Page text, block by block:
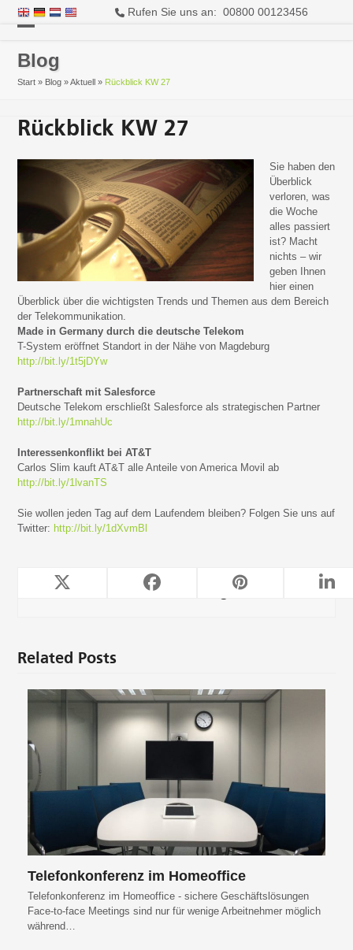
Rufen Sie uns an: 00800 00123456
mobile
mobile
Blog
Start » Blog »Aktuell » Rückblick KW 27
Rückblick KW 27
Sie haben den
Überblick
verloren, was
die Woche
alles passiert
ist? Macht
nichts – wir
geben Ihnen
hier einen
Überblick über die wichtigsten Trends und Themen aus dem Bereich
der Telekommunikation.
Made in Germany durch die deutsche Telekom
T-System eröffnet Standort in der Nähe von Magdeburg
http://bit.ly/1t5jDYw
Partnerschaft mit Salesforce
Deutsche Telekom erschließt Salesforce als strategischen Partner
http://bit.ly/1mnahUc
Interessenkonflikt bei AT&T
Carlos Slim kauft AT&T alle Anteile von America Movil ab
http://bit.ly/1lvanTS
Sie wollen jeden Tag auf dem Laufendem bleiben? Folgen Sie uns auf
Twitter: http://bit.ly/1dXvmBl
TeleForwarding
Related Posts
Telefonkonferenz im Homeoffice
Telefonkonferenz im Homeoffice - sichere Geschäftslösungen
Face-to-face Meetings sind nur für wenige Arbeitnehmer möglich
während…